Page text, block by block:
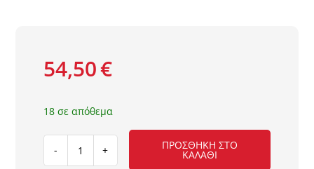
54,50€
18 σε απόθεμα
ΜΟΚΕΤΑ
ΠΡΟΣΘΉΚΗ ΣΤΟ
ΚΑΛΆΘΙ